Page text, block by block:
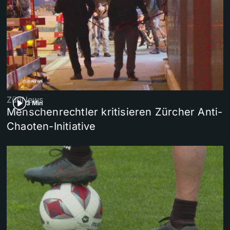
3 Min
ZüriNews
Menschenrechtler kritisieren Zürcher Anti-
Chaoten-Initiative